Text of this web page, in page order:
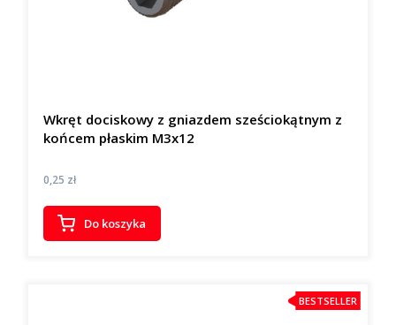
Wkręt dociskowy z gniazdem sześciokątnym z
końcem płaskim M3x12
Cena
0,25 zł
Do koszyka
BESTSELLER